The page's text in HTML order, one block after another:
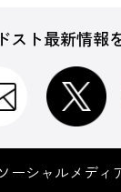
スト最新情報
ソーシャルメディ